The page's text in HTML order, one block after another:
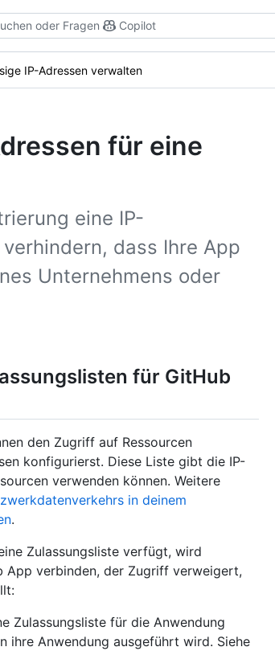
oder Fragen Copilot
IP-Adressen verwalten
für eine
eine IP-
dass Ihre App
Unternehmens oder
für GitHub
den Zugriff auf Ressourcen
konfigurierst. Diese Liste gibt die IP-
verwenden können. Weitere
in deinem
.
Zulassungsliste verfügt, wird
App verbinden, der Zugriff verweigert,
Zulassungsliste für die Anwendung
ihre Anwendung ausgeführt wird. Siehe